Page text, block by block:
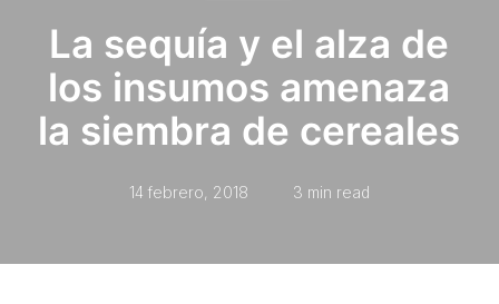
La sequía y el alza de
los insumos amenaza
la siembra de cereales
14 febrero, 2018 3 min read